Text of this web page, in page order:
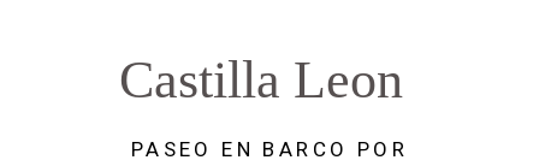
Castilla Leon
PASEO EN BARCO POR